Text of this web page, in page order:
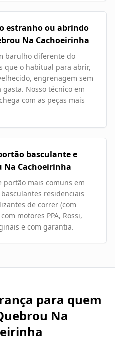
estranho ou abrindo
Na Cachoeirinha
barulho diferente do
que o habitual para abrir,
engrenagem sem
Nosso técnico em
com as peças mais
basculante e
Na Cachoeirinha
portão mais comuns em
residenciais
de correr (com
motores PPA, Rossi,
e com garantia.
para quem
Na